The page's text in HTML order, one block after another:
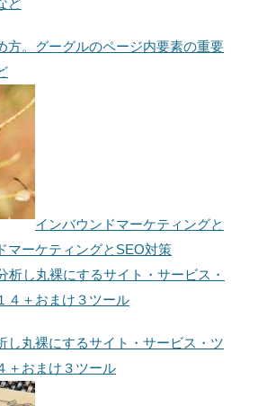
方。グーグルのページ内要素の重要
インバウンドマーケティングと
マーケティングとSEO対策
し丸裸にするサイト・サービス・ツ
＋おまけ３ツール